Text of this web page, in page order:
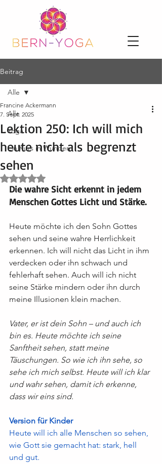
Beitrag
Alle
Yoga
Ein Kurs in Wundern
Alle
Lektion 250: Ich will mich
heute nicht als begrenzt
sehen
Francine Ackermann
7. Sept. 2025
Mit NaN von 5 Sternen bewertet.
Die wahre Sicht erkennt in jedem
Menschen Gottes Licht und Stärke.
Heute möchte ich den Sohn Gottes
sehen und seine wahre Herrlichkeit
erkennen. Ich will nicht das Licht in ihm
verdecken oder ihn schwach und
fehlerhaft sehen. Auch will ich nicht
seine Stärke mindern oder ihn durch
meine Illusionen klein machen.
Vater, er ist dein Sohn – und auch ich
bin es. Heute möchte ich seine
Sanftheit sehen, statt meine
Täuschungen. So wie ich ihn sehe, so
sehe ich mich selbst. Heute will ich klar
und wahr sehen, damit ich erkenne,
dass wir eins sind.
Version für Kinder
Heute will ich alle Menschen so sehen,
wie Gott sie gemacht hat: stark, hell
und gut.